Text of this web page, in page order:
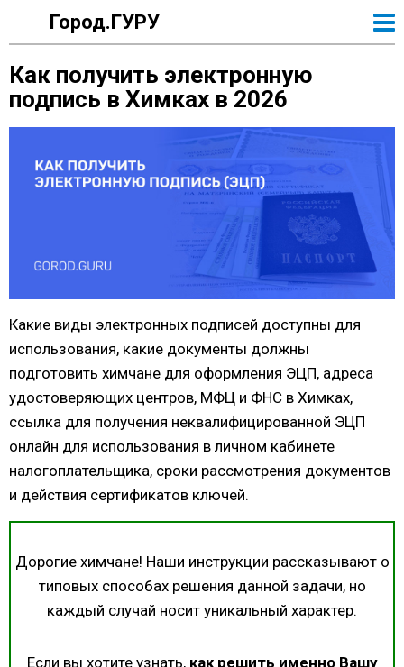
Город.ГУРУ
Как получить электронную
подпись в Химках в 2026
Какие виды электронных подписей доступны для
использования, какие документы должны
подготовить химчане для оформления ЭЦП, адреса
удостоверяющих центров, МФЦ и ФНС в Химках,
ссылка для получения неквалифицированной ЭЦП
онлайн для использования в личном кабинете
налогоплательщика, сроки рассмотрения документов
и действия сертификатов ключей.
Дорогие химчане! Наши инструкции рассказывают о
типовых способах решения данной задачи, но
каждый случай носит уникальный характер.
Если вы хотите узнать, как решить именно Вашу